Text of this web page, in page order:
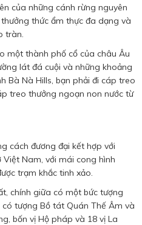
của những cánh rừng nguyên
thức ẩm thực đa dạng và
tràn.
một thành phố cổ của châu Âu
lát đá cuội và những khoảng
Bà Nà Hills, bạn phải đi cáp treo
treo thưởng ngoạn non nước từ
cách đương đại kết hợp với
Nam, với mái cong hình
trạm khắc tinh xảo.
chính giữa có một bức tượng
tượng Bồ tát Quán Thế Âm và
bốn vị Hộ pháp và 18 vị La